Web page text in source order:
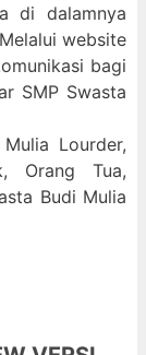
di dalamnya
website
bagi
SMP Swasta
Lourder,
Orang Tua,
Budi Mulia